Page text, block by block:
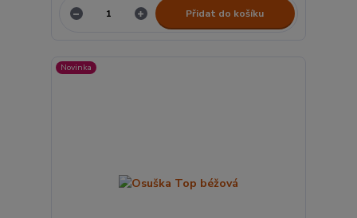
Přidat do košíku
Novinka